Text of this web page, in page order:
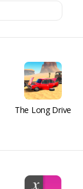
The Long Drive